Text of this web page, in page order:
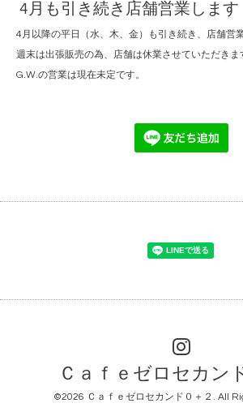
4月も引き続き店舗営業します
4月以降の平日（水、木、金）も引き続き、店舗営
週末は出張販売の為、店舗は休業させていただきま
G.W.の営業は現在未定です。
Ｃａｆｅゼロセカン
©2026 Ｃａｆｅゼロセカンド０＋２ . All